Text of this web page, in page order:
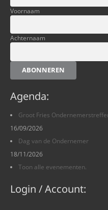
Voornaam
Achternaam
ABONNEREN
Agenda:
Groot Fries
16/09/2026
Dag van de Ondernemer
18/11/2026
Toon alle evenementen.
Login / Account: